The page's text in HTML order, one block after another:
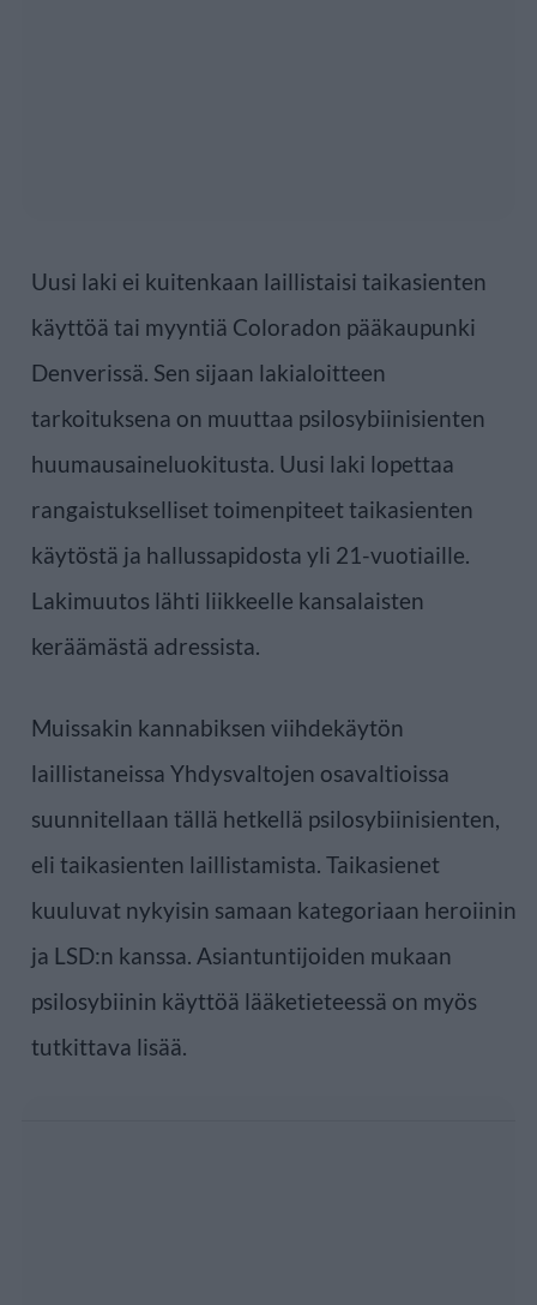
Uusi laki ei kuitenkaan laillistaisi taikasienten
käyttöä tai myyntiä Coloradon pääkaupunki
Denverissä. Sen sijaan lakialoitteen
tarkoituksena on muuttaa psilosybiinisienten
huumausaineluokitusta. Uusi laki lopettaa
rangaistukselliset toimenpiteet taikasienten
käytöstä ja hallussapidosta yli 21-vuotiaille.
Lakimuutos lähti liikkeelle kansalaisten
keräämästä adressista.
Muissakin kannabiksen viihdekäytön
laillistaneissa Yhdysvaltojen osavaltioissa
suunnitellaan tällä hetkellä psilosybiinisienten,
eli taikasienten laillistamista. Taikasienet
kuuluvat nykyisin samaan kategoriaan heroiinin
ja LSD:n kanssa. Asiantuntijoiden mukaan
psilosybiinin käyttöä lääketieteessä on myös
tutkittava lisää.